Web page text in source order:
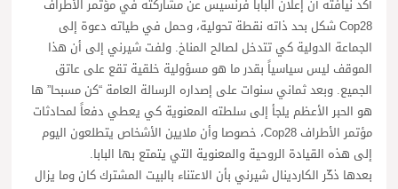
أكد نيافته أن إعلان البابا فرنسيس عن مشاركته في مؤتمر الأطراف
Cop28 شكل بحد ذاته نقطة تحولية، وحمل في طياته دعوة إلى
الجماعة الدولية كي تتدخل لصالح المناخ. ولفت شيرني إلى أن هذا
الموقف ليس سياسياً بقدر ما هو مسؤولية خلقية تقع على عاتق
الجميع. وبعد ثماني سنوات على إصداره الرسالة العامة “كن مسبحا” ها
هو الحبر الأعظم يلجأ إلى سلطته المعنوية كي يعطي دفعاً لمحادثات
مؤتمر الأطراف Cop28، خصوصا وأن ملايين الأشخاص يتطلعون اليوم
إلى هذه القيادة الروحية والمعنوية التي يتمتع بها البابا.
بعدها ذكّر الكاردينال شيرني بأن الاعتناء بالبيت المشترك كان وما يزال